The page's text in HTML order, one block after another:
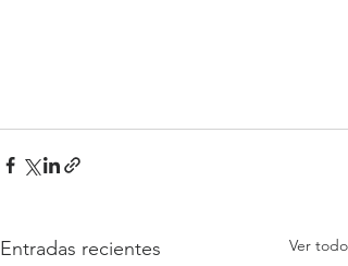
Entradas recientes Ver todo